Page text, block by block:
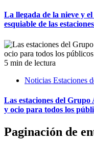
La llegada de la nieve y
esquiable de las
5 min de lectura
Noticias Estaciones
Las estaciones del
y ocio para todos los
Paginación de